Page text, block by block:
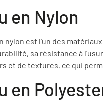
en Nylon
nylon est l’un des
sa résistance à
et de textures, ce qui
en